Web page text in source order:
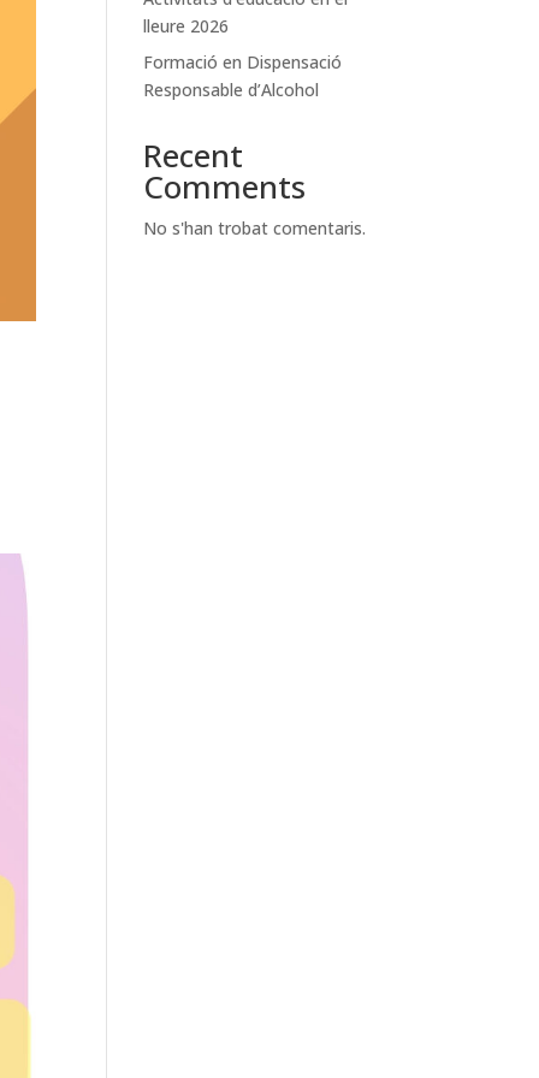
lleure 2026
Formació en Dispensació
Responsable d’Alcohol
Recent
Comments
No s'han trobat comentaris.